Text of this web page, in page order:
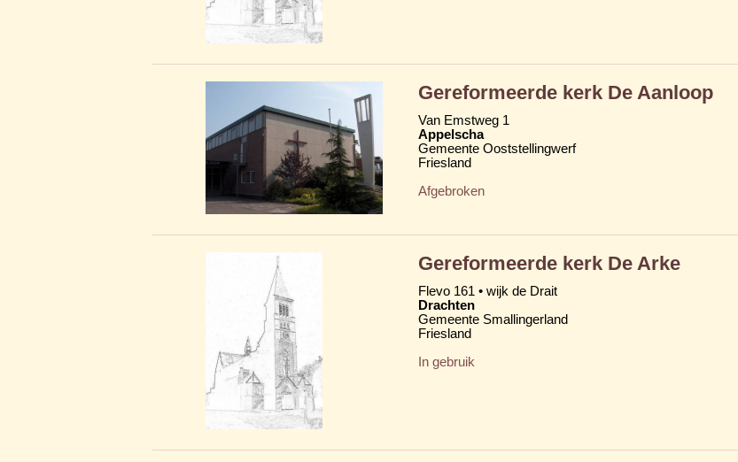
Gereformeerde kerk De Aanloop
Van Emstweg 1
Appelscha
Gemeente Ooststellingwerf
Friesland
Afgebroken
Gereformeerde kerk De Arke
Flevo 161 • wijk de Drait
Drachten
Gemeente Smallingerland
Friesland
In gebruik